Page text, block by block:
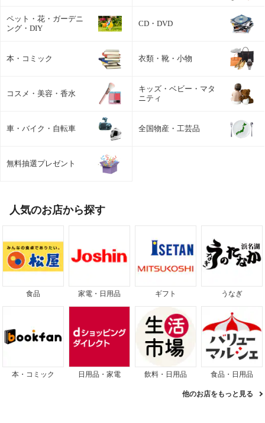
ペット・花・ガーデニ
ング・DIY
CD・DVD
本・コミック 衣類・靴・小物
コスメ・美容・香水
キッズ・ベビー・マタ
ニティ
車・バイク・自転車 全国物産・工芸品
無料抽選プレゼント
人気のお店から探す
食品 家電・日用品 ギフト うなぎ
本・コミック 日用品・家電 飲料・日用品 食品・日用品
他のお店をもっと見る